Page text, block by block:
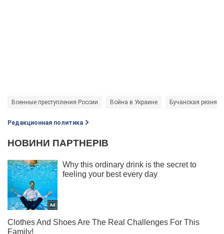
Военные преступления России Война в Украине Бучанская резня
Редакционная политика